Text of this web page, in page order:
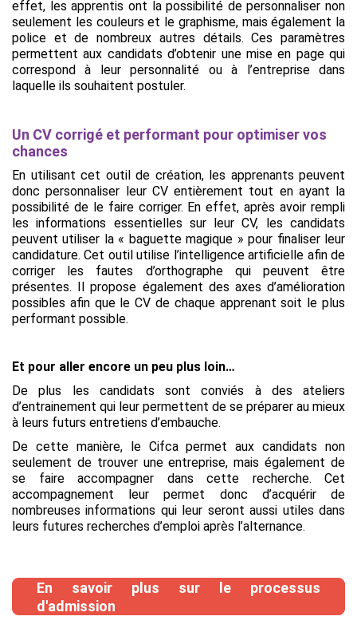
effet, les apprentis ont la possibilité de personnaliser non
seulement les couleurs et le graphisme, mais également la
police et de nombreux autres détails. Ces paramètres
permettent aux candidats d’obtenir une mise en page qui
correspond à leur personnalité ou à l’entreprise dans
laquelle ils souhaitent postuler.
Un CV corrigé et performant pour optimiser vos
chances
En utilisant cet outil de création, les apprenants peuvent
donc personnaliser leur CV entièrement tout en ayant la
possibilité de le faire corriger. En effet, après avoir rempli
les informations essentielles sur leur CV, les candidats
peuvent utiliser la « baguette magique » pour finaliser leur
candidature. Cet outil utilise l’intelligence artificielle afin de
corriger les fautes d’orthographe qui peuvent être
présentes. Il propose également des axes d’amélioration
possibles afin que le CV de chaque apprenant soit le plus
performant possible.
Et pour aller encore un peu plus loin…
De plus les candidats sont conviés à des ateliers
d’entrainement qui leur permettent de se préparer au mieux
à leurs futurs entretiens d’embauche.
De cette manière, le Cifca permet aux candidats non
seulement de trouver une entreprise, mais également de
se faire accompagner dans cette recherche. Cet
accompagnement leur permet donc d’acquérir de
nombreuses informations qui leur seront aussi utiles dans
leurs futures recherches d’emploi après l’alternance.
En savoir plus sur le processus
d'admission